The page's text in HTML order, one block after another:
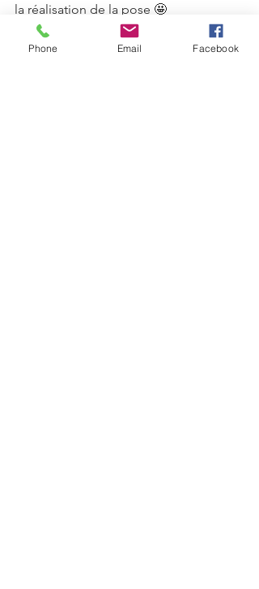
la réalisation de la pose 🤩
Phone Email Facebook